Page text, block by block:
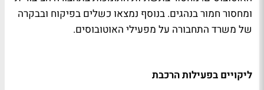
ומחסור חמור בנהגים. בנוסף נמצאו כשלים בפיקוח ובבקרה
של משרד התחבורה על מפעילי האוטובוסים.
ליקויים בפעילות הרכבת